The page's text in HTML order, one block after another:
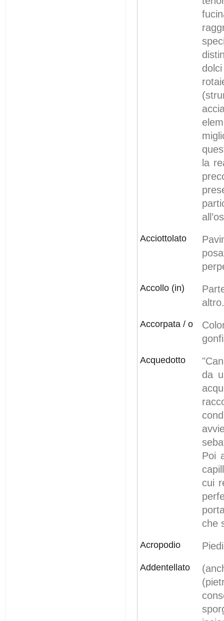
la
Acciottolato
Accollo (in)
Accorpata / o
Acquedotto
da
Poi
cui
che
Acropodio
Addentellato